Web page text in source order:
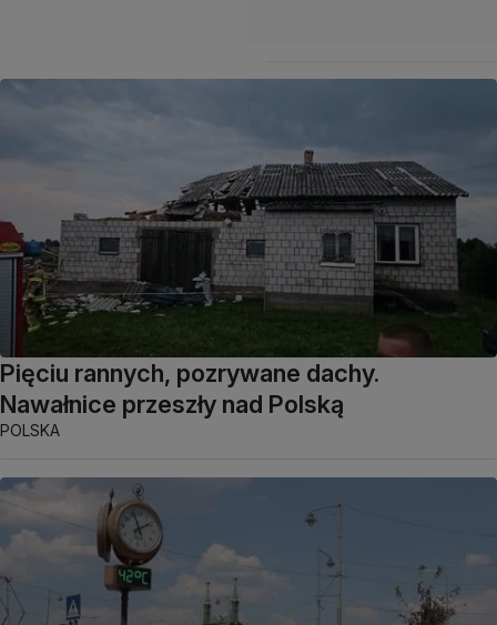
Pięciu rannych, pozrywane dachy.
Nawałnice przeszły nad Polską
POLSKA